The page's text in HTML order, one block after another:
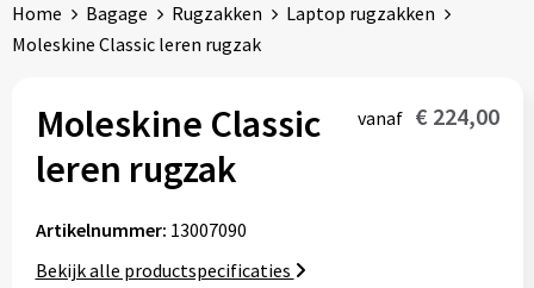
Sweaters en hoodies
Jassen
Eten & drinken
Snoepgoed
Waterflesjes
Home Bagage Rugzakken
Laptop rugzakken
Moleskine Classic leren rugzak
Moleskine Classic
leren rugzak
vanaf € 224,00
Artikelnummer: 13007090
Bekijk alle productspecificaties